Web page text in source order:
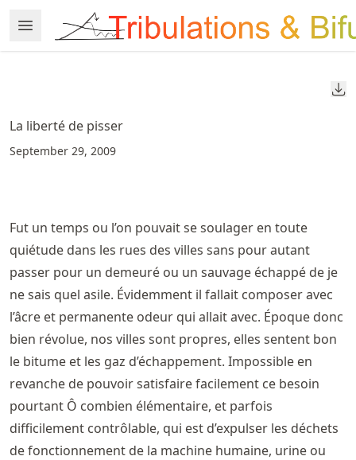
to
article
to
content
Open Menu
Made with MyST
La liberté de pisser
September 29, 2009
Fut un temps ou l’on pouvait se soulager en toute
quiétude dans les rues des villes sans pour autant
passer pour un demeuré ou un sauvage échappé de je
ne sais quel asile. Évidemment il fallait composer avec
l’âcre et permanente odeur qui allait avec. Époque donc
bien révolue, nos villes sont propres, elles sentent bon
le bitume et les gaz d’échappement. Impossible en
revanche de pouvoir satisfaire facilement ce besoin
pourtant Ô combien élémentaire, et parfois
difficilement contrôlable, qui est d’expulser les déchets
de fonctionnement de la machine humaine, urine ou